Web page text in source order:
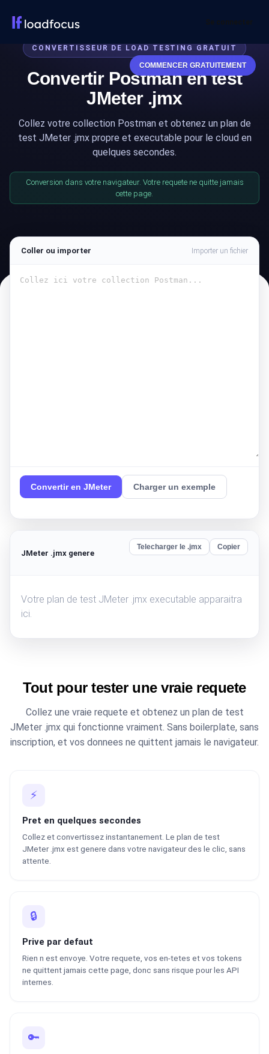
Se connecter
COMMENCER GRATUITEMENT
CONVERTISSEUR DE LOAD TESTING GRATUIT
Convertir Postman en test
JMeter .jmx
Collez votre collection Postman et obtenez un plan de
test JMeter .jmx propre et executable pour le cloud en
quelques secondes.
Conversion dans votre navigateur. Votre requete ne quitte jamais
cette page.
Coller ou importer Importer un fichier
Convertir en JMeter Charger un exemple
JMeter .jmx genere
Telecharger le .jmx Copier
Votre plan de test JMeter .jmx executable apparaitra
ici.
Tout pour tester une vraie requete
Collez une vraie requete et obtenez un plan de test
JMeter .jmx qui fonctionne vraiment. Sans boilerplate, sans
inscription, et vos donnees ne quittent jamais le navigateur.
⚡
Pret en quelques secondes
Collez et convertissez instantanement. Le plan de test
JMeter .jmx est genere dans votre navigateur des le clic, sans
attente.
🔒
Prive par defaut
Rien n est envoye. Votre requete, vos en-tetes et vos tokens
ne quittent jamais cette page, donc sans risque pour les API
internes.
🔑